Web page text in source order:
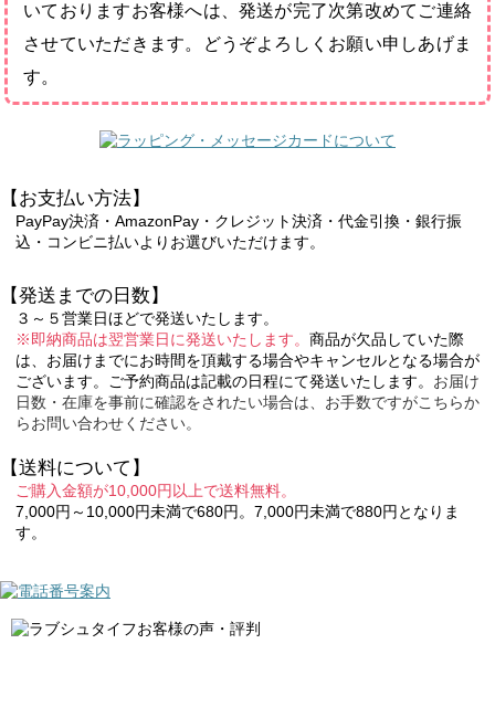
いておりますお客様へは、発送が完了次第改めてご連絡
させていただきます。どうぞよろしくお願い申しあげま
す。
【お支払い方法】
PayPay決済・AmazonPay・クレジット決済・代金引換・銀行振
込・コンビニ払いよりお選びいただけます。
【発送までの日数】
３～５営業日ほどで発送いたします。
※即納商品は翌営業日に発送いたします。 商品が欠品していた際
は、お届けまでにお時間を頂戴する場合やキャンセルとなる場合が
ございます。ご予約商品は記載の日程にて発送いたします。 お届け
日数・在庫を事前に確認をされたい場合は、お手数ですがこちらか
らお問い合わせください。
【送料について】
ご購入金額が10,000円以上で送料無料。
7,000円～10,000円未満で680円。7,000円未満で880円となりま
す。